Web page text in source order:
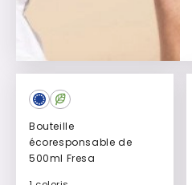
Bouteille
écoresponsable de
500ml Fresa